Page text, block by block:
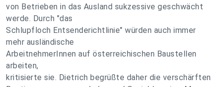
von Betrieben in das Ausland sukzessive geschwächt
werde. Durch "das
Schlupfloch Entsenderichtlinie" würden auch immer
mehr ausländische
ArbeitnehmerInnen auf österreichischen Baustellen
arbeiten,
kritisierte sie. Dietrich begrüßte daher die verschärften